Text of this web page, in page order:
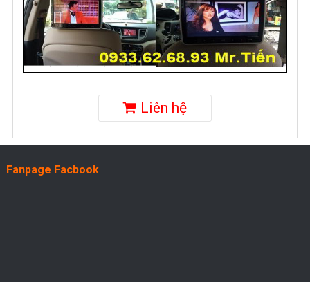
Liên hệ
Fanpage Facbook